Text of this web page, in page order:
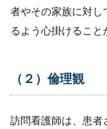
自身
の可
能性
こと
がで
きる
6
者やその家族に対し
るよう心掛けること
（２）倫理観
訪問看護師は、患者